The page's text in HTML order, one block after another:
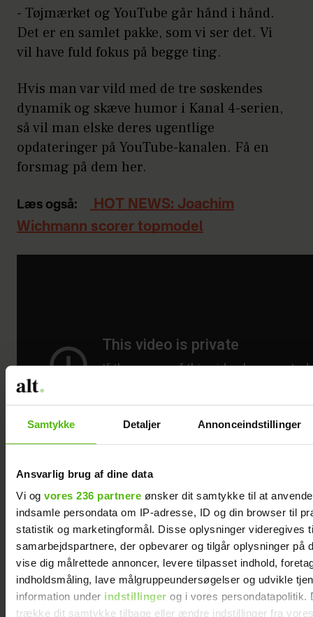
Samtykke Detaljer Annonceindstillinger
Ansvarlig brug af dine data
Vi og vores 236 partnere ønsker dit samtykke til at
indsamle persondata om IP-adresse, ID og din browser til
statistik og marketingformål. Disse oplysninger videregives
samarbejdspartnere, der opbevarer og tilgår oplysninger på
vise dig målrettede annoncer, levere tilpasset indhold,
indholdsmåling, lave målgruppeundersøgelser og udvikle
information under indstillinger og i vores persondatapolitik.
trække dit samtykke tilbage eller ændre indstillinger fra
- Tøjmærket og YouTube går hånd i hånd.
Det er en samlet pakke, som vi ser det. Vi
vil have fuld fokus på begge ting.
Hvis man var vild med de tre søskendes
dynamik og skæve humor i Kanal 4-serien,
så vil man elske deres ugentlige
opdateringer på YouTube-kanalen. Få en
forsmag på dem her.
Læs også:
HOT NEWS: Joachim
Wichmann scorer topmodel
Følg med på voresFacebooksideog vores
Instagram, så du hele tiden er opdateret
med nyheder fra diverse reality-
programmer og kendisser.